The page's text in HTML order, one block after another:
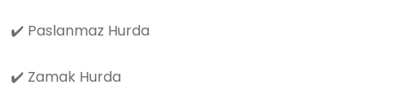
✔️ Paslanmaz Hurda
✔️ Zamak Hurda